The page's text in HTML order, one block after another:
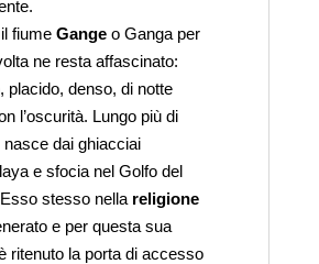
fiume Gangeo Ganga per
ne resta affascinato:
placido, denso, di notte
l’oscurità. Lungo più di
nasce dai ghiacciai
e sfocia nel Golfo del
stesso nella religione
e per questa sua
ritenuto la porta di accesso